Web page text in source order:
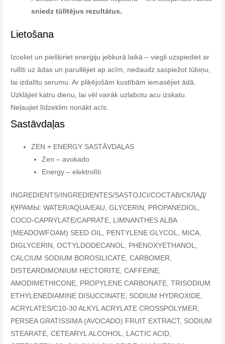
sniedz tūlītējus rezultātus.
Lietošana
Izceliet un piešķiriet enerģiju jebkurā laikā – viegli uzspiediet ar
rullīti uz ādas un parullējiet ap acīm, nedaudz saspiežot tūbiņu,
lai izdalītu serumu. Ar pliķējošām kustībām iemasējiet ādā.
Uzklājiet katru dienu, lai vēl vairāk uzlabotu acu izskatu.
Neļaujiet līdzeklim nonākt acīs.
Sastāvdaļas
ZEN + ENERGY SASTĀVDAĻAS
Zen – avokado
Energy – elektrolīti
INGREDIENTS/INGREDIENTES/SASTOJCI/СОСТАВ/СКЛАД/
ҚҰРАМЫ: WATER/AQUA/EAU, GLYCERIN, PROPANEDIOL,
COCO-CAPRYLATE/CAPRATE, LIMNANTHES ALBA
(MEADOWFOAM) SEED OIL, PENTYLENE GLYCOL, MICA,
DIGLYCERIN, OCTYLDODECANOL, PHENOXYETHANOL,
CALCIUM SODIUM BOROSILICATE, CARBOMER,
DISTEARDIMONIUM HECTORITE, CAFFEINE,
AMODIMETHICONE, PROPYLENE CARBONATE, TRISODIUM
ETHYLENEDIAMINE DISUCCINATE, SODIUM HYDROXIDE,
ACRYLATES/C10-30 ALKYL ACRYLATE CROSSPOLYMER,
PERSEA GRATISSIMA (AVOCADO) FRUIT EXTRACT, SODIUM
STEARATE, CETEARYL ALCOHOL, LACTIC ACID,